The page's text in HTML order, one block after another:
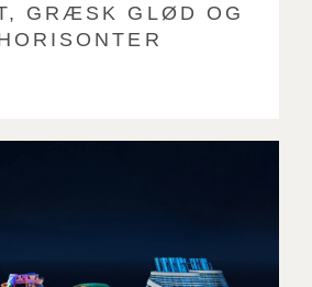
GRÆSK GLØD OG